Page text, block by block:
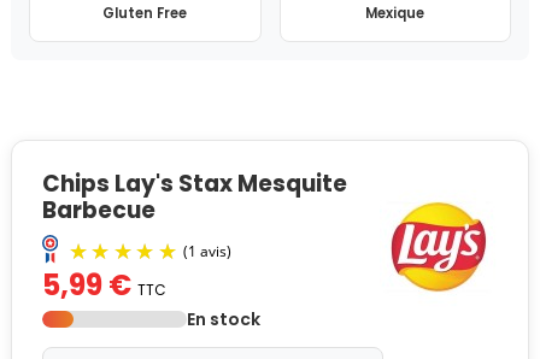
Gluten Free Mexique
Chips Lay's Stax Mesquite
Barbecue
5,99 € TTC
En stock